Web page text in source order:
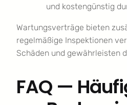
und kostengünstig
Wartungsverträge bieten
regelmäßige Inspektionen
Schäden und gewährleisten
FAQ —